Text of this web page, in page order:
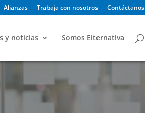
Alianzas Trabaja con nosotros Contáctanos
y noticias Somos Elternativa